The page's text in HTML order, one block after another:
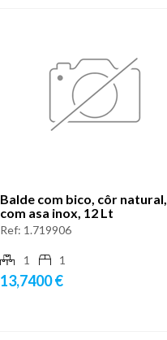
Balde com bico, côr natural,
com asa inox, 12 Lt
Ref: 1.719906
1 1
13,7400 €